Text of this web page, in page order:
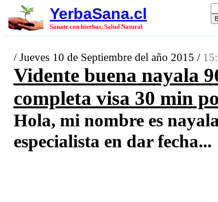
YerbaSana.cl
Sanate con hierbas, Salud Natural
/ Jueves 10 de Septiembre del año 2015 /
Vidente buena nayala
completa visa 30 min
Hola, mi nombre es
especialista en dar fecha...